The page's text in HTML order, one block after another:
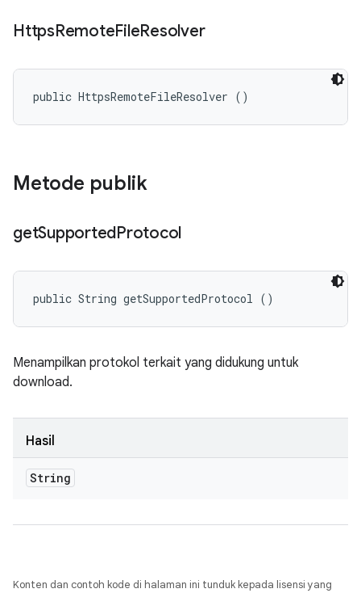
HttpsRemoteFileResolver
public HttpsRemoteFileResolver ()
Metode publik
getSupportedProtocol
public String getSupportedProtocol ()
Menampilkan protokol terkait yang didukung untuk
download.
Hasil
String
Konten dan contoh kode di halaman ini tunduk kepada lisensi yang